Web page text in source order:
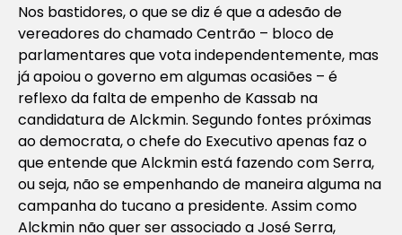
Nos bastidores, o que se diz é que a adesão de
vereadores do chamado Centrão – bloco de
parlamentares que vota independentemente, mas
já apoiou o governo em algumas ocasiões – é
reflexo da falta de empenho de Kassab na
candidatura de Alckmin. Segundo fontes próximas
ao democrata, o chefe do Executivo apenas faz o
que entende que Alckmin está fazendo com Serra,
ou seja, não se empenhando de maneira alguma na
campanha do tucano a presidente. Assim como
Alckmin não quer ser associado a José Serra,